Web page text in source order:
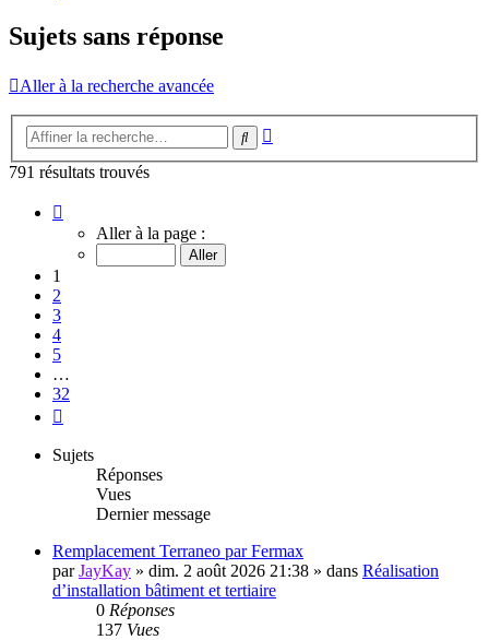
Sujets sans réponse
Aller à la recherche avancée
Rechercher
791 résultats trouvés
sur
Aller à la page :
1
2
3
4
5
…
32
Sujets
Réponses
Vues
Dernier message
Remplacement Terraneo par Fermax
parJayKay » dim. 2 août 2026 21:38 » dans Réalisation
d’installation bâtiment et tertiaire
0 Réponses
137 Vues